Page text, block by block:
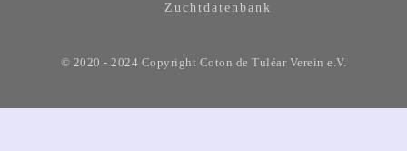
Zuchtdatenbank
© 2020 - 2024 Copyright Coton de Tuléar Verein e.V.